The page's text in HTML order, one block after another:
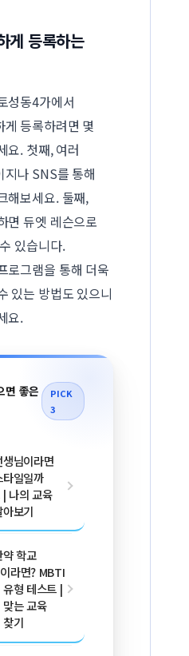
게 등록하는
성동4가에서
등록하려면 몇
요. 첫째, 여러
나 SNS를 통해
해보세요. 둘째,
면 듀엣 레슨으로
있습니다.
로그램을 통해 더욱
있는 방법도 있으니
요.
면 좋은
PICK
3
님이라면
타일일까
| 나의 교육
보기
약 학교
라면? MBTI
형 테스트 |
맞는 교육
찾기